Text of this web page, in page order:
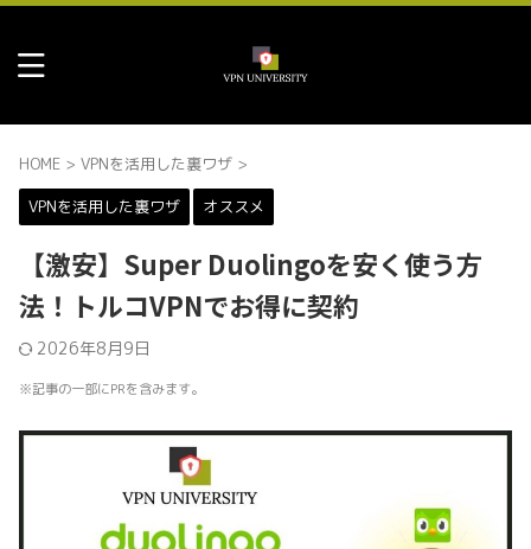
HOME > VPNを活用した裏ワザ >
VPNを活用した裏ワザ
オススメ
【激安】Super Duolingoを安く使う方
法！トルコVPNでお得に契約
2026年8月9日
※記事の一部にPRを含みます。